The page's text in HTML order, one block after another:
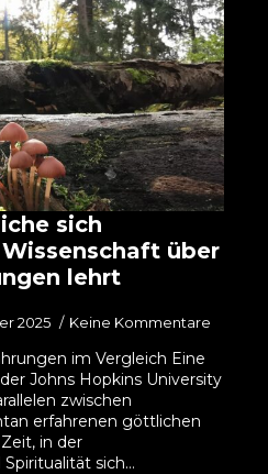
sich
über
lehrt
2025 Keine Kommentare
im Vergleich Eine
Johns Hopkins University
zwischen
erfahrenen göttlichen
in der
sich…